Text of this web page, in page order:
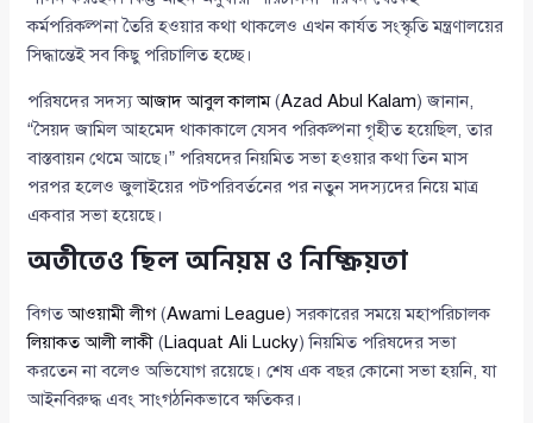
কর্মপরিকল্পনা তৈরি হওয়ার কথা থাকলেও এখন কার্যত সংস্কৃতি মন্ত্রণালয়ের
সিদ্ধান্তেই সব কিছু পরিচালিত হচ্ছে।
পরিষদের সদস্যআজাদ আবুল কালাম(Azad Abul Kalam) জানান,
“সৈয়দ জামিল আহমেদ থাকাকালে যেসব পরিকল্পনা গৃহীত হয়েছিল, তার
বাস্তবায়ন থেমে আছে।” পরিষদের নিয়মিত সভা হওয়ার কথা তিন মাস
পরপর হলেও জুলাইয়ের পটপরিবর্তনের পর নতুন সদস্যদের নিয়ে মাত্র
একবার সভা হয়েছে।
অতীতেও ছিল অনিয়ম ও নিষ্ক্রিয়তা
বিগতআওয়ামী লীগ(Awami League) সরকারের সময়ে মহাপরিচালক
লিয়াকত আলী লাকী (Liaquat Ali Lucky) নিয়মিত পরিষদের সভা
করতেন না বলেও অভিযোগ রয়েছে। শেষ এক বছর কোনো সভা হয়নি, যা
আইনবিরুদ্ধ এবং সাংগঠনিকভাবে ক্ষতিকর।